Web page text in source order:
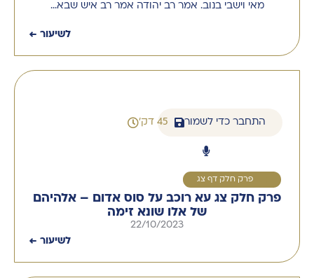
מאי וישבי בנוב. אמר רב יהודה אמר רב איש שבא…
לשיעור ←
התחבר כדי לשמור 45 דק'
פרק חלק דף צג
פרק חלק צג עא רוכב על סוס אדום – אלהיהם
של אלו שונא זימה
22/10/2023
לשיעור ←